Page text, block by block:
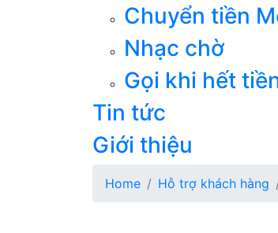
Chuyển tiền
Nhạc chờ
Gọi khi hết
Tin tức
Giới thiệu
Home Hỗ trợ khách hàng